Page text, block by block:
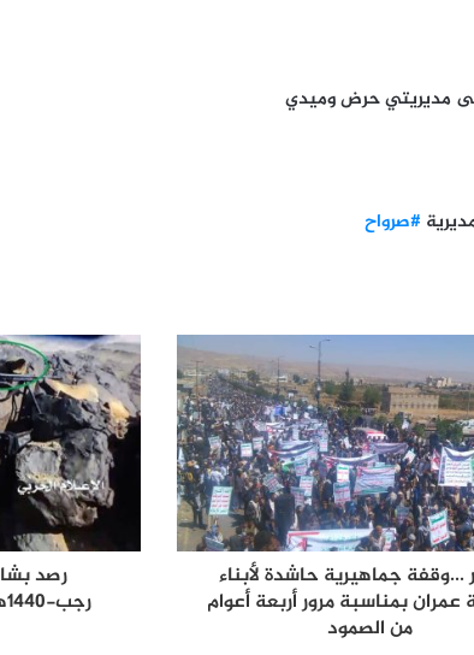
#صرواح
...وقفة جماهيرية حاشدة لأبناء
بمناسبة مرور أربعة أعوام
من الصمود
رجب-1440هـ الموافق 24-03-2019م